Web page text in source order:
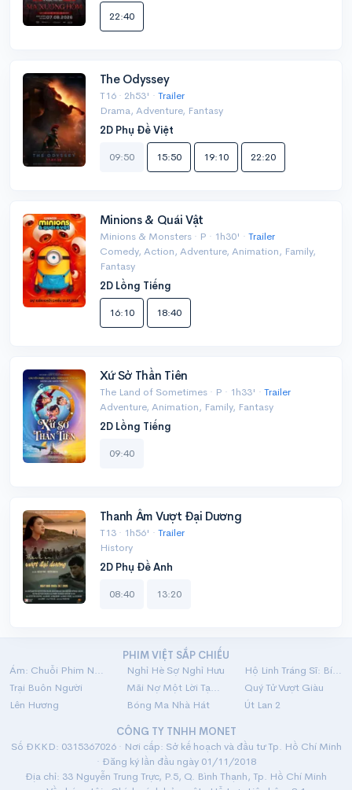
22:40
The Odyssey
T16 · 2h53' · Trailer
Drama, Adventure, Fantasy
2D Phụ Đề Việt
09:50
15:50 19:10 22:20
Minions & Quái Vật
Minions & Monsters · P · 1h30' · Trailer
Comedy, Action, Adventure, Animation, Family,
Fantasy
2D Lồng Tiếng
16:10
18:40
Xứ Sở Thần Tiên
The Land of Sometimes · P · 1h33' · Trailer
Adventure, Animation, Family, Fantasy
2D Lồng Tiếng
09:40
Thanh Âm Vượt Đại Dương
T13 · 1h56' · Trailer
History
2D Phụ Đề Anh
08:40
13:20
PHIM VIỆT SẮP CHIẾU
Ám: Chuỗi Phim Ngắn Linh Dị
Nghỉ Hè Sợ Nghỉ Hưu
Hộ Linh Tráng Sĩ: Bí Ẩn Mộ Vua Đinh
Trại Buôn Người
Mãi Nợ Một Lời Tạm Biệt
Quý Tử Vượt Giàu
Lên Hương
Bóng Ma Nhà Hát
Út Lan 2
CÔNG TY TNHH MONET
Số ĐKKD: 0315367026 · Nơi cấp: Sở kế hoạch và đầu tư Tp. Hồ Chí Minh
· Đăng ký lần đầu ngày 01/11/2018
Địa chỉ: 33 Nguyễn Trung Trực, P.5, Q. Bình Thạnh, Tp. Hồ Chí Minh